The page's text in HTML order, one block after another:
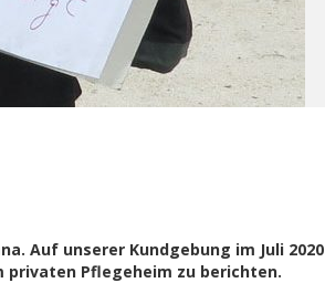
Auf unserer Kundgebung im Juli 2020
Pflegeheim zu berichten.